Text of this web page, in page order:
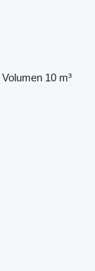
Volumen 10 m³